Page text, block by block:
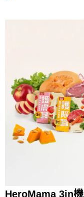
HeroMama 3in